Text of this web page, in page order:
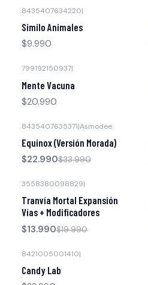
8435407634220|
Similo Animales
$9.990
799192150937|
Mente Vacuna
$20.990
8435407635371|Asmodee
Equinox (Versión Morada)
$22.990$33.990
3558380098829|
Tranvía Mortal Expansión
Vías + Modificadores
$13.990$19.990
8421005001410|
Candy Lab